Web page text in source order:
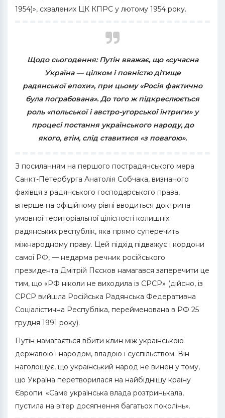
1954)», схвалених ЦК КПРС у лютому 1954 року.
Щодо сьогодення: Путін вважає, що «сучасна
Україна — цілком і повністю дітище
радянської епохи», при цьому «Росія фактично
була пограбована». До того ж підкреслюється
роль «польської і австро-угорської інтриги» у
процесі постання українського народу, до
якого, втім, слід ставитися «з повагою».
З посиланням на першого пострадянського мера
Санкт-Петербурга Анатолія Собчака, визнаного
фахівця з радянського господарського права,
вперше на офіційному рівні вводиться доктрина
умовної територіальної цілісності колишніх
радянських республік, яка прямо суперечить
міжнародному праву. Цей підхід підважує і кордони
самої РФ, — недарма речник російського
президента Дмітрій Пєсков намагався заперечити це
тим, що «РФ ніколи не виходила із СРСР» (дійсно, із
СРСР вийшла Російська Радянська Федеративна
Соціалістична Республіка, перейменована в РФ 25
грудня 1991 року).
Путін намагається вбити клин між українською
державою і народом, владою і суспільством. Він
наголошує, що український народ не винен у тому,
що Україна перетворилася на найбіднішу країну
Європи. «Саме українська влада розтринькала,
пустила на вітер досягнення багатьох поколінь».